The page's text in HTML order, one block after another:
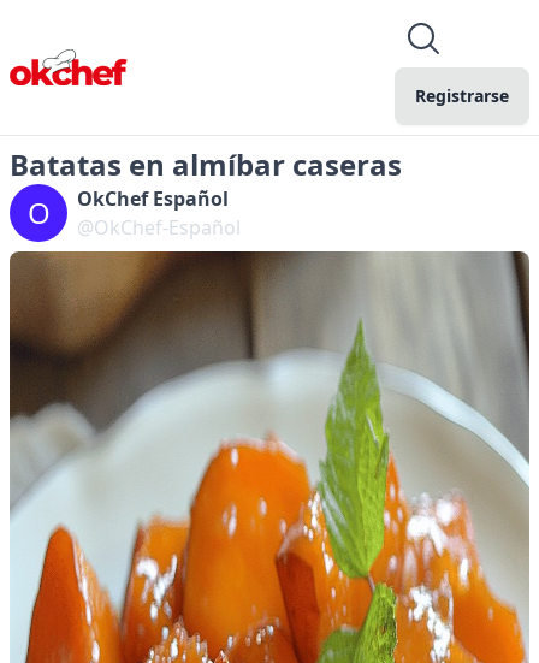
Registrarse
Batatas en almíbar caseras
O
OkChef Español
@OkChef-Español